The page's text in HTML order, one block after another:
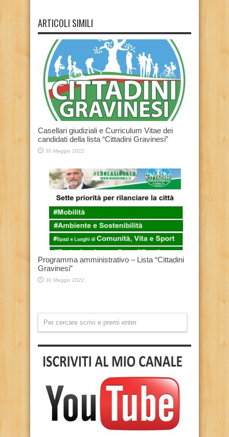
ARTICOLI SIMILI
Casellari giudiziali e Curriculum Vitae dei
candidati della lista “Cittadini Gravinesi”
30 Maggio 2022
Programma amministrativo – Lista “Cittadini
Gravinesi”
30 Maggio 2022